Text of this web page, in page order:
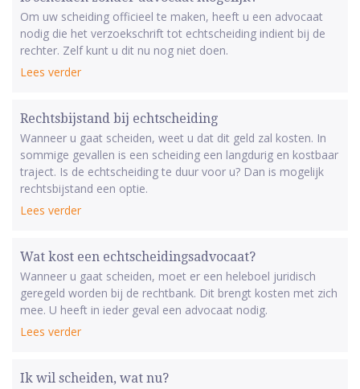
Om uw scheiding officieel te maken, heeft u een advocaat
nodig die het verzoekschrift tot echtscheiding indient bij de
rechter. Zelf kunt u dit nu nog niet doen.
Lees verder
Rechtsbijstand bij echtscheiding
Wanneer u gaat scheiden, weet u dat dit geld zal kosten. In
sommige gevallen is een scheiding een langdurig en kostbaar
traject. Is de echtscheiding te duur voor u? Dan is mogelijk
rechtsbijstand een optie.
Lees verder
Wat kost een echtscheidingsadvocaat?
Wanneer u gaat scheiden, moet er een heleboel juridisch
geregeld worden bij de rechtbank. Dit brengt kosten met zich
mee. U heeft in ieder geval een advocaat nodig.
Lees verder
Ik wil scheiden, wat nu?